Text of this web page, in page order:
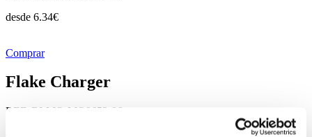
desde 6.34€
Comprar
Flake Charger
REF. BI-MO-MO9652-06